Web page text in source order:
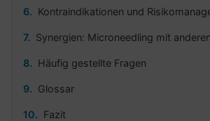
Kontraindikationen und
Synergien: Microneedling mit
Häufig gestellte Fragen
Glossar
Fazit